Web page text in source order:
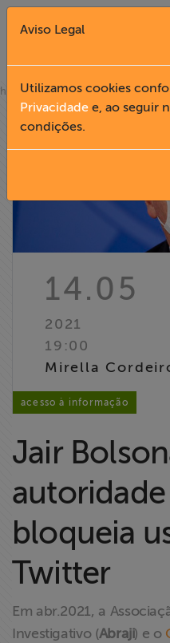
Fechar X
English
Informação
Liberdade de
Expressão
Projetos
Proteção Legal
e Litigância
Documentários
dos
Homenageados
Notícias
home»notícias
14.05
2021
19:00
Mirella
acesso à informação
Jair
bloqueia
Twitter
Em abr.2021, a
Investigativo (Abraji) e o
Aviso Legal
Utilizamos cookies
Privacidade e, ao seguir
condições.